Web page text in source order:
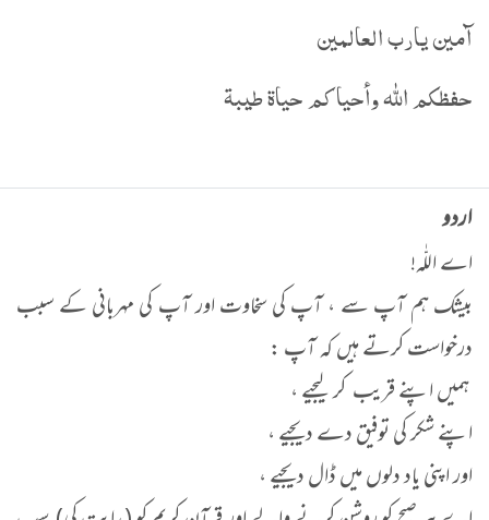
آمين يارب العالمين
حفظكم الله وأحياكم حياة طيبة
اردو
اے اللّٰہ!
بیشک ہم آپ سے ، آپ کی سخاوت اور آپ کی مہربانی کے سبب
درخواست کرتے ہیں کہ آپ :
ہمیں اپنے قریب کر لیجیے ،
اپنے شکر کی توفیق دے دیجیے ،
اور اپنی یاد دلوں میں ڈال دیجیے ،